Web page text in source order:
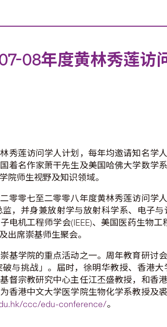
08年度黄林秀莲访
秀莲访问学人计划，每年均邀请知名学
着名作家萧干先生及美国哈佛大学数学
院师生视野及知识领域。
零零七至二零零八年度黄林秀莲访问学
，并身兼放射学与放射科学系、电子
机工程师学会(IEEE)、美国医药生物
出席崇基师生聚会。
基学院的重点活动之一。周年教育研讨
与挑战」。届时，徐明华教授、香港
督宗教研究中心主任江丕盛教授，和香
香港中文大学医学院生物化学系教授及
ccc/edu-conference/。